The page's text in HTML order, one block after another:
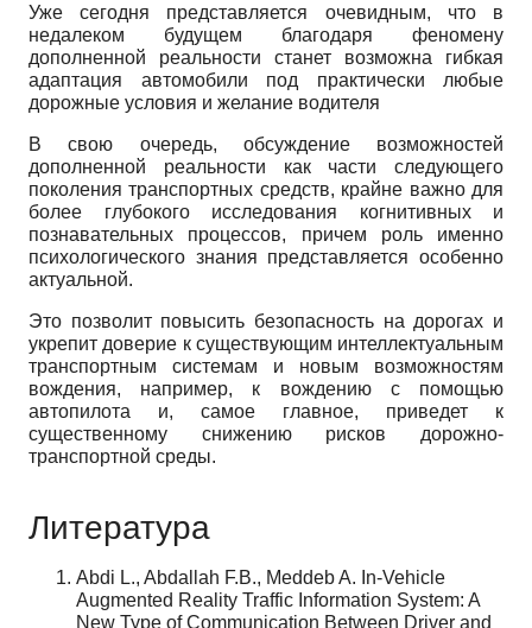
Уже сегодня представляется очевидным, что в
недалеком будущем благодаря феномену
дополненной реальности станет возможна гибкая
адаптация автомобили под практически любые
дорожные условия и желание водителя
В свою очередь, обсуждение возможностей
дополненной реальности как части следующего
поколения транспортных средств, крайне важно для
более глубокого исследования когнитивных и
познавательных процессов, причем роль именно
психологического знания представляется особенно
актуальной.
Это позволит повысить безопасность на дорогах и
укрепит доверие к существующим интеллектуальным
транспортным системам и новым возможностям
вождения, например, к вождению с помощью
автопилота и, самое главное, приведет к
существенному снижению рисков дорожно-
транспортной среды.
Литература
Abdi L., Abdallah F.B., Meddeb A. In-Vehicle
Augmented Reality Traffic Information System: A
New Type of Communication Between Driver and